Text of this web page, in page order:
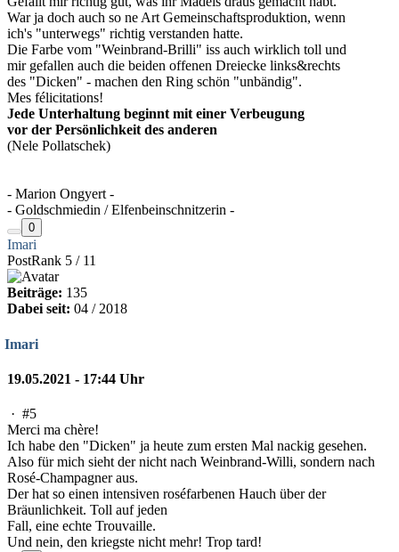
War ja doch auch so ne Art Gemeinschaftsproduktion, wenn
ich's "unterwegs" richtig verstanden hatte.
Die Farbe vom "Weinbrand-Brilli" iss auch wirklich toll und
mir gefallen auch die beiden offenen Dreiecke links&rechts
des "Dicken" - machen den Ring schön "unbändig".
Mes félicitations!
Jede Unterhaltung beginnt mit einer Verbeugung
vor der Persönlichkeit des anderen
(Nele Pollatschek)
- Marion Ongyert -
- Goldschmiedin / Elfenbeinschnitzerin -
0
Imari
PostRank 5 / 11
Beiträge: 135
Dabei seit: 04 / 2018
Imari
19.05.2021 - 17:44 Uhr
· #5
Merci ma chère!
Ich habe den "Dicken" ja heute zum ersten Mal nackig gesehen.
Also für mich sieht der nicht nach Weinbrand-Willi, sondern nach
Rosé-Champagner aus.
Der hat so einen intensiven roséfarbenen Hauch über der
Bräunlichkeit. Toll auf jeden
Fall, eine echte Trouvaille.
Und nein, den kriegste nicht mehr! Trop tard!